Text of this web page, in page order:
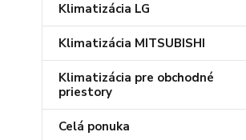
Klimatizácia LG
Klimatizácia MITSUBISHI
Klimatizácia pre obchodné
priestory
Celá ponuka